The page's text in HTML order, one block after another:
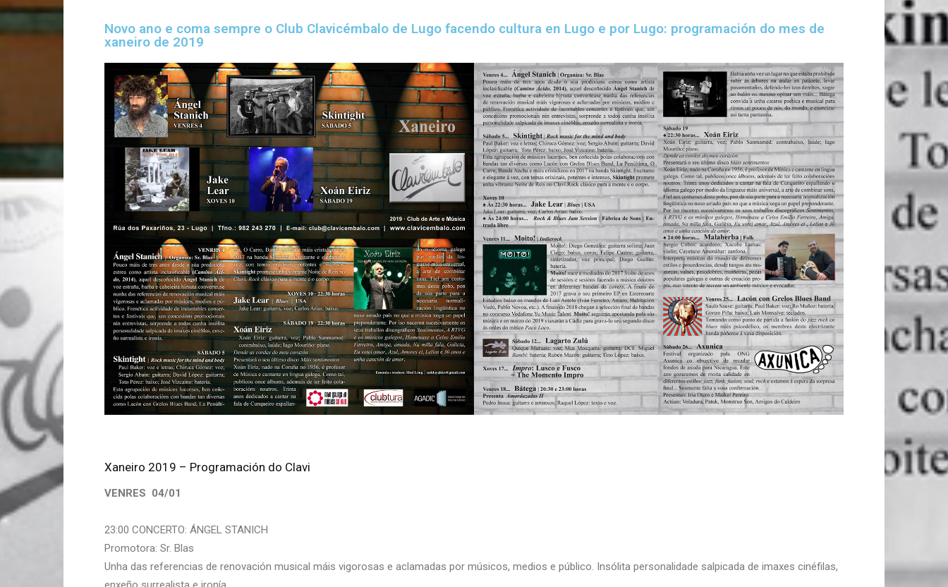
Novo ano e coma sempre o Club Clavicémbalo de Lugo facendo cultura en Lugo e por Lugo: programación do mes de
xaneiro de 2019
Xaneiro 2019 – Programación do Clavi
VENRES 04/01
23:00 CONCERTO: ÁNGEL STANICH
Promotora: Sr. Blas
Unha das referencias de renovación musical máis vigorosas e aclamadas por músicos, medios e público. Insólita personalidade salpicada de imaxes cinéfilas,